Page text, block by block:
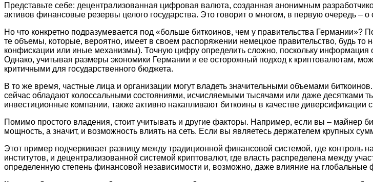
Представьте себе: децентрализованная цифровая валюта, созданная анонимным
активов финансовые резервы целого государства. Это говорит о многом, в первую очередь –
Но что конкретно подразумевается под «больше биткоинов, чем у правительства
те объемы, которые, вероятно, имеет в своем распоряжении немецкое правительство, будь то
конфискации или иные механизмы). Точную цифру определить сложно, поскольку информация
Однако, учитывая размеры экономики Германии и ее осторожный подход к криптовалютам,
критичными для государственного бюджета.
В то же время, частные лица и организации могут владеть значительными объемами
сейчас обладают колоссальными состояниями, исчисляемыми тысячами или даже десятками
инвестиционные компании, также активно накапливают биткоины в качестве диверсификации
Помимо простого владения, стоит учитывать и другие факторы. Например, если вы – майнер
мощность, а значит, и возможность влиять на сеть. Если вы являетесь держателем крупных
Этот пример подчеркивает разницу между традиционной финансовой системой, где контроль
институтов, и децентрализованной системой криптовалют, где власть распределена между
определенную степень финансовой независимости и, возможно, даже влияние на